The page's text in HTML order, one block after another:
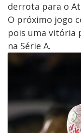
derrota para o
O próximo jogo
pois uma vitória
na Série A.